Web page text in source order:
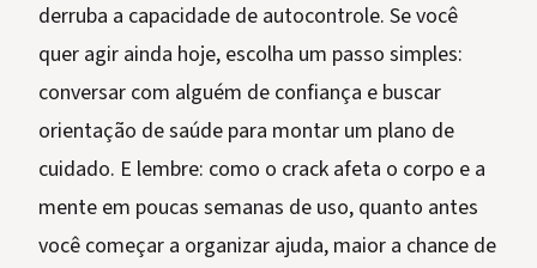
derruba a capacidade de autocontrole. Se você
quer agir ainda hoje, escolha um passo simples:
conversar com alguém de confiança e buscar
orientação de saúde para montar um plano de
cuidado. E lembre: como o crack afeta o corpo e a
mente em poucas semanas de uso, quanto antes
você começar a organizar ajuda, maior a chance de